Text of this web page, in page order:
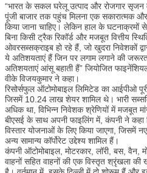
“भारत के सकल घरेलू उत्पाद और रोजगार सृजन
पूंजी बाजार तक पहुंच मिलना एक सकारात्मक
किया जाना चाहिए। लेकिन हाल के
बिना किसी ट्रैक रिकॉर्ड और मजबूत वित्तीय
ओवरसब्सक्राइब हो रहे हैं, जो खुदरा निवेशकों
ये अतिशयताएं हैं जिन पर लगाम लगाने की
अतिशयताएं आंसू बहाती हैं” जियोजित
वीके विजयकुमार ने कहा।
रिसोर्सफुल ऑटोमोबाइल लिमिटेड का आईपीओ
जिसमें 10.24 लाख शेयर शामिल थे। भारी
अधिक था, विभिन्न निवेशक श्रेणियों में मजबूत
बीएसई के साथ अपनी फाइलिंग में, कंपनी ने
विस्तार योजनाओं के लिए किया जाएगा, जिसमें
अन्य सामान्य कॉर्पोरेट उद्देश्य शामिल हैं।
कंपनी ऑटोमोबाइल, मोटरकार, लॉरी, बस,
वाहनों सहित वाहनों की एक विस्तृत श्रृंखला की